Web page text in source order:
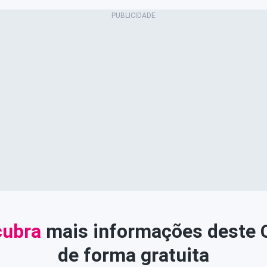
mais informações deste
de forma gratuita